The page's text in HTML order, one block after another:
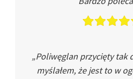
„Poliwęglan przycięty tak
myślałem, że jest to w